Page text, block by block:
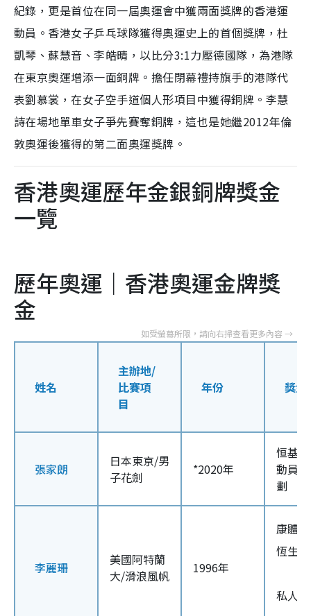
紀錄，更是首位在同一屆奧運會中獲兩面獎牌的香港運
動員。香港女子乒乓球隊獲得奧運史上的首個獎牌，杜
凱琴、蘇慧音、李皓晴，以比分3:1力壓德國隊，為港隊
在東京奧運增添一面銅牌。擔任閉幕禮持旗手的港隊代
表劉慕裳，在女子空手道個人形項目中獲得銅牌。李慧
詩在場地單車女子爭先賽奪銅牌，這也是她繼2012年倫
敦奧運後獲得的第二面奧運獎牌。
香港奧運歷年金銀銅牌獎金
一覽
歷年奧運｜香港奧運金牌獎
金
姓名
主辦地/
比賽項
目
年份 獎金
張家朗
日本東京/男
子花劍
*2020年
恒基
動員
劃
李麗珊
美國阿特蘭
大/滑浪風帆
1996年
康體
恆生
私人